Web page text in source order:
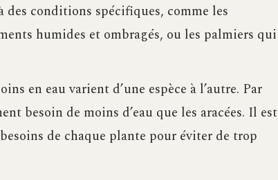
des conditions spécifiques, comme les
humides et ombragés, ou les palmiers qui
en eau varient d’une espèce à l’autre. Par
besoin de moins d’eau que les aracées. Il est
de chaque plante pour éviter de trop